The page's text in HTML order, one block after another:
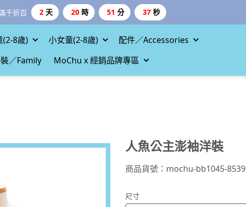
千折百 2 天 20 時 51 分 35 秒
(2-8歲) 小女童(2-8歲)
配件／Accessories
／Family MoChu x 經銷品牌專區
人魚公主澎袖洋裝
商品貨號： mochu-bb1045-8539
尺寸